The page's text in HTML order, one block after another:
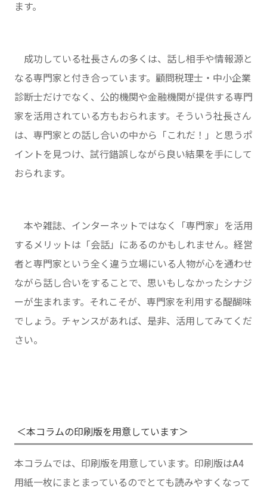
ます。
成功している社長さんの多くは、話し相手や情報源と
なる専門家と付き合っています。顧問税理士・中小企業
診断士だけでなく、公的機関や金融機関が提供する専門
家を活用されている方もおられます。そういう社長さん
は、専門家との話し合いの中から「これだ！」と思うポ
イントを見つけ、試行錯誤しながら良い結果を手にして
おられます。
本や雑誌、インターネットではなく「専門家」を活用
するメリットは「会話」にあるのかもしれません。経営
者と専門家という全く違う立場にいる人物が心を通わせ
ながら話し合いをすることで、思いもしなかったシナジ
ーが生まれます。それこそが、専門家を利用する醍醐味
でしょう。チャンスがあれば、是非、活用してみてくだ
さい。
＜本コラムの印刷版を用意しています＞
本コラムでは、印刷版を用意しています。印刷版はA4
用紙一枚にまとまっているのでとても読みやすくなって